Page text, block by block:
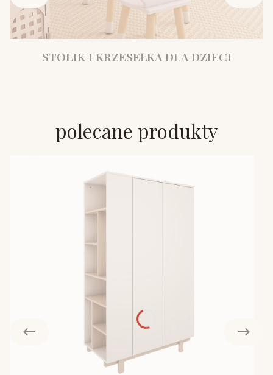
STOLIK I KRZESEŁKA DLA DZIECI
polecane produkty